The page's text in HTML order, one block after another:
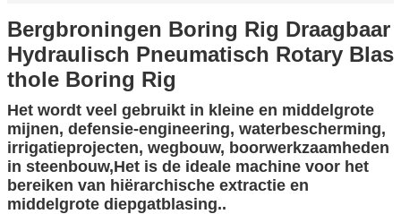
Bergbroningen Boring Rig Draagbaar
Hydraulisch Pneumatisch Rotary Blas
thole Boring Rig
Het wordt veel gebruikt in kleine en middelgrote
mijnen, defensie-engineering, waterbescherming,
irrigatieprojecten, wegbouw, boorwerkzaamheden
in steenbouw,Het is de ideale machine voor het
bereiken van hiërarchische extractie en
middelgrote diepgatblasing..